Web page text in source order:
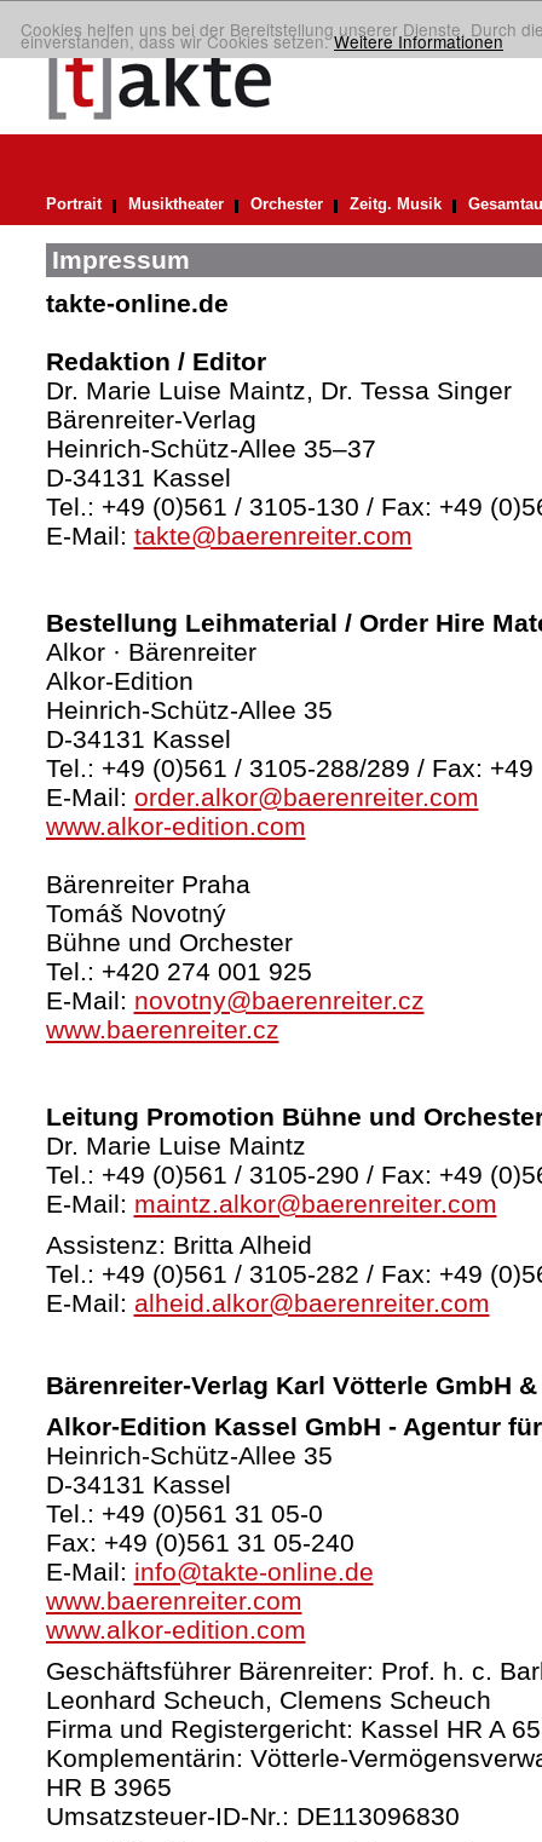
Cookies helfen uns bei der Bereitstellung unserer Dienste. Durch
einverstanden, dass wir Cookies setzen.Weitere Informationen
Portrait Musiktheater Orchester Zeitg. Musik
Impressum
takte-online.de
Redaktion / Editor
Dr. Marie Luise Maintz, Dr. Tessa Singer
Bärenreiter-Verlag
Heinrich-Schütz-Allee 35–37
D-34131 Kassel
Tel.: +49 (0)561 / 3105-130 / Fax: +49
E-Mail: takte@baerenreiter.com
Bestellung Leihmaterial / Order Hire
Alkor · Bärenreiter
Alkor-Edition
Heinrich-Schütz-Allee 35
D-34131 Kassel
Tel.: +49 (0)561 / 3105-288/289 / Fax:
E-Mail: order.alkor@baerenreiter.com
www.alkor-edition.com
Bärenreiter Praha
Tomáš Novotný
Bühne und Orchester
Tel.: +420 274 001 925
E-Mail: novotny@baerenreiter.cz
www.baerenreiter.cz
Leitung Promotion Bühne und
Dr. Marie Luise Maintz
Tel.: +49 (0)561 / 3105-290 / Fax: +49
E-Mail: maintz.alkor@baerenreiter.com
Assistenz: Britta Alheid
Tel.: +49 (0)561 / 3105-282 / Fax: +49
E-Mail: alheid.alkor@baerenreiter.com
Bärenreiter-Verlag Karl Vötterle GmbH &
Alkor-Edition Kassel GmbH - Agentur
Heinrich-Schütz-Allee 35
D-34131 Kassel
Tel.: +49 (0)561 31 05-0
Fax: +49 (0)561 31 05-240
E-Mail: info@takte-online.de
www.baerenreiter.com
www.alkor-edition.com
Geschäftsführer Bärenreiter: Prof. h. c.
Leonhard Scheuch, Clemens Scheuch
Firma und Registergericht: Kassel HR A
Komplementärin: Vötterle-
HR B 3965
Umsatzsteuer-ID-Nr.: DE113096830